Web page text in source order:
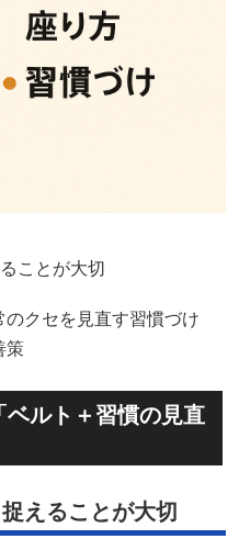
ことが大切
クセを見直す習慣づけ
策
ベルト＋習慣の見直
えることが大切